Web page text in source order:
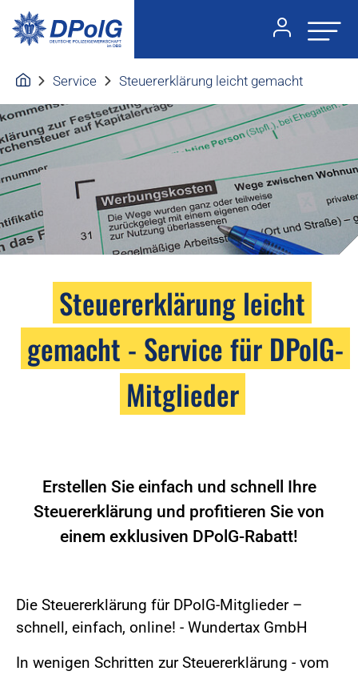
Service Steuererklärung leicht gemacht
Steuererklärung leicht
gemacht - Service für DPolG-
Mitglieder
Erstellen Sie einfach und schnell Ihre
Steuererklärung und profitieren Sie von
einem exklusiven DPolG-Rabatt!
Die Steuererklärung für DPolG-Mitglieder –
schnell, einfach, online! - Wundertax GmbH
In wenigen Schritten zur Steuererklärung - vom